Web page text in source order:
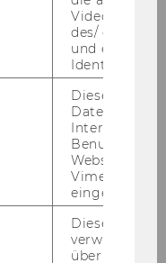
Erhöhung des
werden
aufgefordert,
Qualifikation
Alle
und den
des/ der
und einen
Dieses
Daten über
Interaktionen
Websites, auf
Vimeo-Video
eingebettet
Dieses
verwendet,
überprüfen,